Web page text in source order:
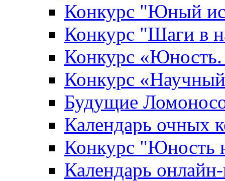
Конкурс "Юный
Конкурс "Шаги в
Конкурс «Юность.
Конкурс
Будущие
Календарь очных
Конкурс "Юность
Календарь